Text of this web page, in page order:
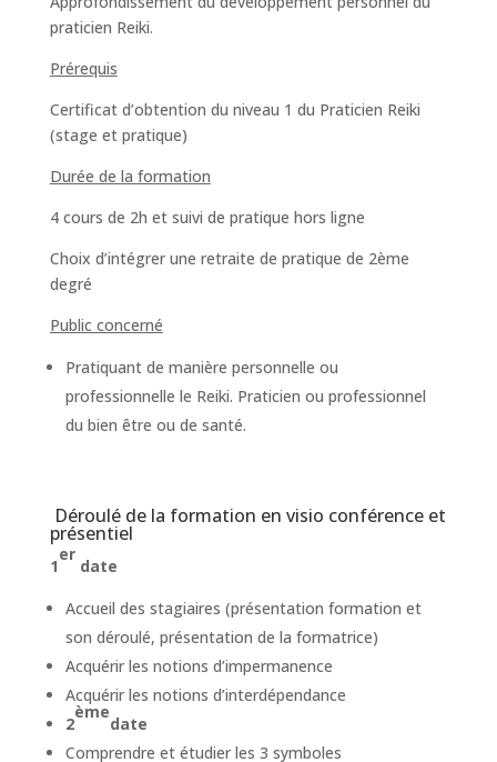
praticien Reiki.
Prérequis
Certificat d’obtention du niveau 1 du Praticien Reiki
(stage et pratique)
Durée de la formation
4 cours de 2h et suivi de pratique hors ligne
Choix d’intégrer une retraite de pratique de 2ème
degré
Public concerné
Pratiquant de manière personnelle ou
professionnelle le Reiki. Praticien ou professionnel
du bien être ou de santé.
Déroulé de la formation en visio conférence et
présentiel
1
er
date
Accueil des stagiaires (présentation formation et
son déroulé, présentation de la formatrice)
Acquérir les notions d’impermanence
Acquérir les notions d’interdépendance
2
ème
date
Comprendre et étudier les 3 symboles